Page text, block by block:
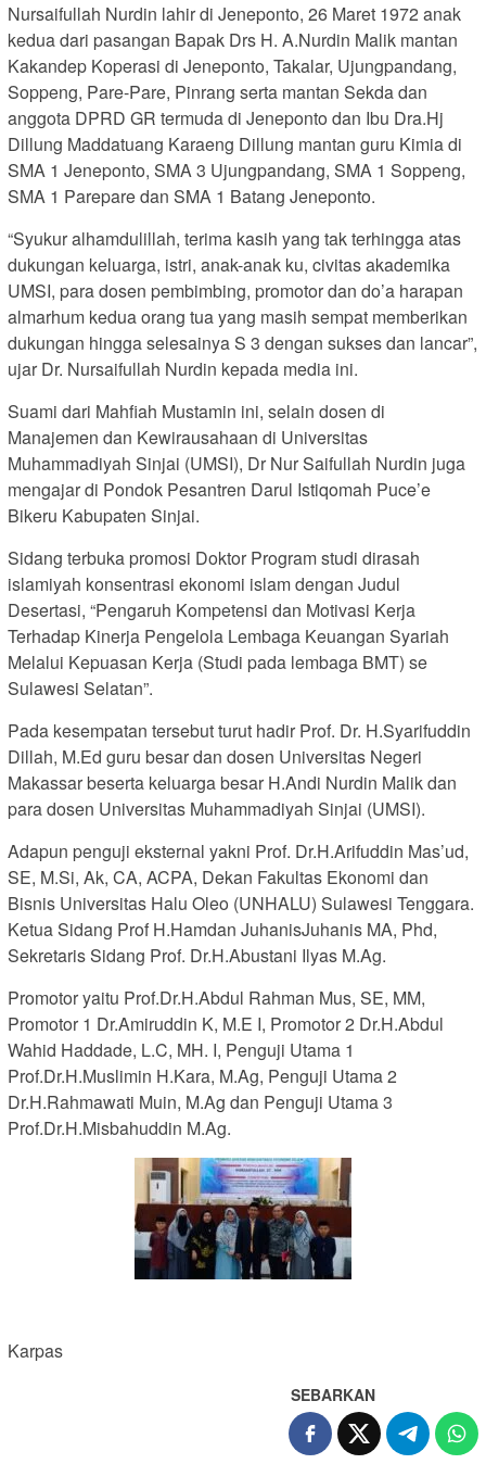
Nursaifullah Nurdin lahir di Jeneponto, 26 Maret 1972 anak
kedua dari pasangan Bapak Drs H. A.Nurdin Malik mantan
Kakandep Koperasi di Jeneponto, Takalar, Ujungpandang,
Soppeng, Pare-Pare, Pinrang serta mantan Sekda dan
anggota DPRD GR termuda di Jeneponto dan Ibu Dra.Hj
Dillung Maddatuang Karaeng Dillung mantan guru Kimia di
SMA 1 Jeneponto, SMA 3 Ujungpandang, SMA 1 Soppeng,
SMA 1 Parepare dan SMA 1 Batang Jeneponto.
“Syukur alhamdulillah, terima kasih yang tak terhingga atas
dukungan keluarga, istri, anak-anak ku, civitas akademika
UMSI, para dosen pembimbing, promotor dan do’a harapan
almarhum kedua orang tua yang masih sempat memberikan
dukungan hingga selesainya S 3 dengan sukses dan lancar”,
ujar Dr. Nursaifullah Nurdin kepada media ini.
Suami dari Mahfiah Mustamin ini, selain dosen di
Manajemen dan Kewirausahaan di Universitas
Muhammadiyah Sinjai (UMSI), Dr Nur Saifullah Nurdin juga
mengajar di Pondok Pesantren Darul Istiqomah Puce’e
Bikeru Kabupaten Sinjai.
Sidang terbuka promosi Doktor Program studi dirasah
islamiyah konsentrasi ekonomi islam dengan Judul
Desertasi, “Pengaruh Kompetensi dan Motivasi Kerja
Terhadap Kinerja Pengelola Lembaga Keuangan Syariah
Melalui Kepuasan Kerja (Studi pada lembaga BMT) se
Sulawesi Selatan”.
Pada kesempatan tersebut turut hadir Prof. Dr. H.Syarifuddin
Dillah, M.Ed guru besar dan dosen Universitas Negeri
Makassar beserta keluarga besar H.Andi Nurdin Malik dan
para dosen Universitas Muhammadiyah Sinjai (UMSI).
Adapun penguji eksternal yakni Prof. Dr.H.Arifuddin Mas’ud,
SE, M.Si, Ak, CA, ACPA, Dekan Fakultas Ekonomi dan
Bisnis Universitas Halu Oleo (UNHALU) Sulawesi Tenggara.
Ketua Sidang Prof H.Hamdan JuhanisJuhanis MA, Phd,
Sekretaris Sidang Prof. Dr.H.Abustani Ilyas M.Ag.
Promotor yaitu Prof.Dr.H.Abdul Rahman Mus, SE, MM,
Promotor 1 Dr.Amiruddin K, M.E I, Promotor 2 Dr.H.Abdul
Wahid Haddade, L.C, MH. I, Penguji Utama 1
Prof.Dr.H.Muslimin H.Kara, M.Ag, Penguji Utama 2
Dr.H.Rahmawati Muin, M.Ag dan Penguji Utama 3
Prof.Dr.H.Misbahuddin M.Ag.
Karpas
SEBARKAN